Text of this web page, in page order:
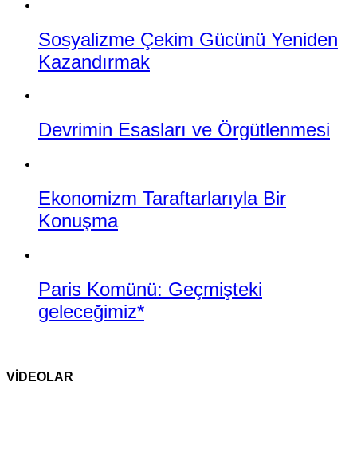
Sosyalizme Çekim Gücünü Yeniden
Kazandırmak
Devrimin Esasları ve Örgütlenmesi
Ekonomizm Taraftarlarıyla Bir
Konuşma
Paris Komünü: Geçmişteki
geleceğimiz*
VİDEOLAR